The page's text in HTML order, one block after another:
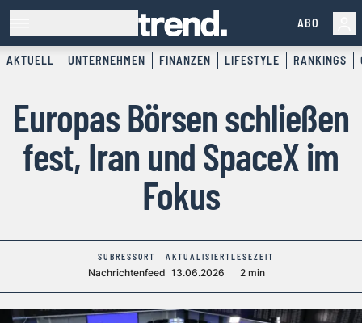
ABO
AKTUELL UNTERNEHMEN FINANZEN LIFESTYLE RANKINGS
Europas Börsen schließen
fest, Iran und SpaceX im
Fokus
SUBRESSORT
Nachrichtenfeed
AKTUALISIERT
13.06.2026
LESEZEIT
2 min